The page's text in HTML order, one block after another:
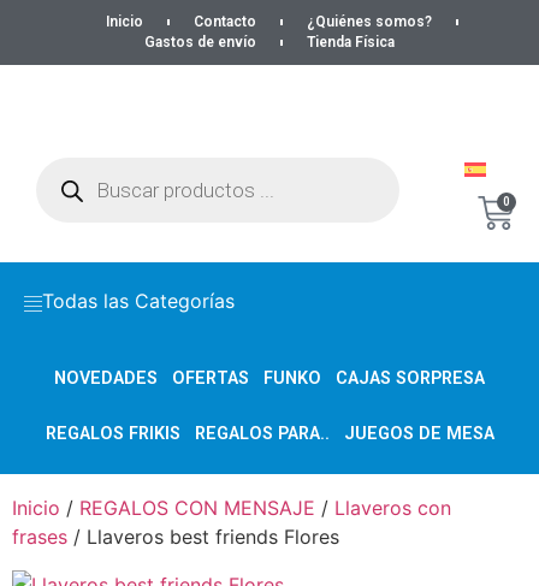
Inicio Contacto
¿Quiénes somos?
Gastos de envío
Tienda Física
0
Todas las Categorías
NOVEDADES OFERTAS FUNKO CAJAS SORPRESA
REGALOS FRIKIS REGALOS PARA.. JUEGOS DE MESA
Inicio / REGALOS CON MENSAJE / Llaveros con
frases / Llaveros best friends Flores